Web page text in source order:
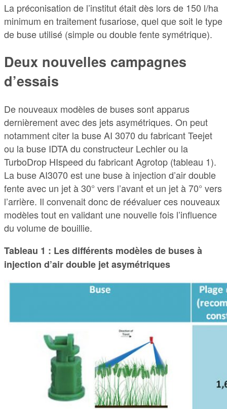
La préconisation de l’institut était dès lors de 150 l/ha
minimum en traitement fusariose, quel que soit le type
de buse utilisé (simple ou double fente symétrique).
Deux nouvelles campagnes
d’essais
De nouveaux modèles de buses sont apparus
dernièrement avec des jets asymétriques. On peut
notamment citer la buse AI 3070 du fabricant Teejet
ou la buse IDTA du constructeur Lechler ou la
TurboDrop HIspeed du fabricant Agrotop (tableau 1).
La buse AI3070 est une buse à injection d’air double
fente avec un jet à 30° vers l’avant et un jet à 70° vers
l’arrière. Il convenait donc de réévaluer ces nouveaux
modèles tout en validant une nouvelle fois l’influence
du volume de bouillie.
Tableau 1 : Les différents modèles de buses à
injection d’air double jet asymétriques